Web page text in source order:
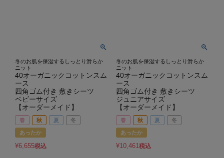
冬のお肌を保湿するしっとり滑らか
ニット
40オーガニックコットンスム
ース
四角ゴム付き 敷きシーツ
ベビーサイズ
【オーダーメイド】
春 秋 夏 冬
あったか
¥6,655税込
冬のお肌を保湿するしっとり滑らか
ニット
40オーガニックコットンスム
ース
四角ゴム付き 敷きシーツ
ジュニアサイズ
【オーダーメイド】
春 秋 夏 冬
あったか
¥10,461税込